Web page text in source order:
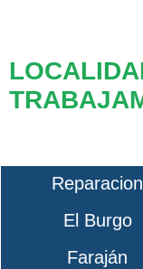
Reparacion
El Burgo
Faraján